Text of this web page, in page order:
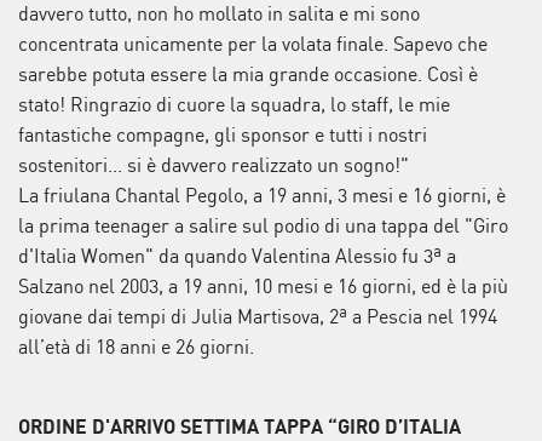
davvero tutto, non ho mollato in salita e mi sono
concentrata unicamente per la volata finale. Sapevo che
sarebbe potuta essere la mia grande occasione. Così è
stato! Ringrazio di cuore la squadra, lo staff, le mie
fantastiche compagne, gli sponsor e tutti i nostri
sostenitori... si è davvero realizzato un sogno!"
La friulana Chantal Pegolo, a 19 anni, 3 mesi e 16 giorni, è
la prima teenager a salire sul podio di una tappa del "Giro
d'Italia Women" da quando Valentina Alessio fu 3ª a
Salzano nel 2003, a 19 anni, 10 mesi e 16 giorni, ed è la più
giovane dai tempi di Julia Martisova, 2ª a Pescia nel 1994
all’età di 18 anni e 26 giorni.
ORDINE D'ARRIVO SETTIMA TAPPA “GIRO D’ITALIA